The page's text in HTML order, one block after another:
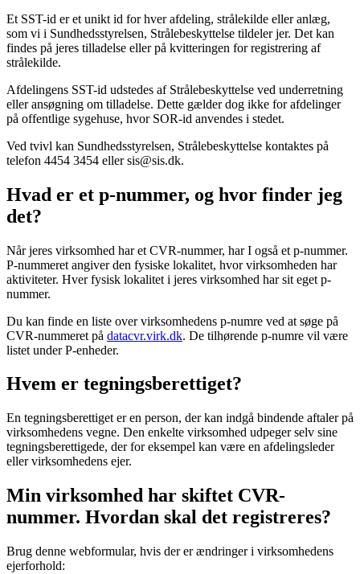
Et SST-id er et unikt id for hver afdeling, strålekilde eller anlæg,
som vi i Sundhedsstyrelsen, Strålebeskyttelse tildeler jer. Det kan
findes på jeres tilladelse eller på kvitteringen for registrering af
strålekilde.
Afdelingens SST-id udstedes af Strålebeskyttelse ved underretning
eller ansøgning om tilladelse. Dette gælder dog ikke for afdelinger
på offentlige sygehuse, hvor SOR-id anvendes i stedet.
Ved tvivl kan Sundhedsstyrelsen, Strålebeskyttelse kontaktes på
telefon 4454 3454 eller sis@sis.dk.
Hvad er et p-nummer, og hvor finder jeg
det?
Når jeres virksomhed har et CVR-nummer, har I også et p-nummer.
P-nummeret angiver den fysiske lokalitet, hvor virksomheden har
aktiviteter. Hver fysisk lokalitet i jeres virksomhed har sit eget p-
nummer.
Du kan finde en liste over virksomhedens p-numre ved at søge på
CVR-nummeret på datacvr.virk.dk. De tilhørende p-numre vil være
listet under P-enheder.
Hvem er tegningsberettiget?
En tegningsberettiget er en person, der kan indgå bindende aftaler på
virksomhedens vegne. Den enkelte virksomhed udpeger selv sine
tegningsberettigede, der for eksempel kan være en afdelingsleder
eller virksomhedens ejer.
Min virksomhed har skiftet CVR-
nummer. Hvordan skal det registreres?
Brug denne webformular, hvis der er ændringer i virksomhedens
ejerforhold: